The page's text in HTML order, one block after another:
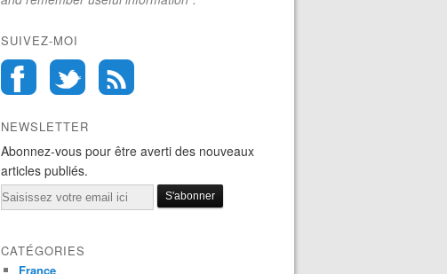
SUIVEZ-MOI
NEWSLETTER
Abonnez-vous pour être averti des nouveaux
articles publiés.
Email
CATÉGORIES
France